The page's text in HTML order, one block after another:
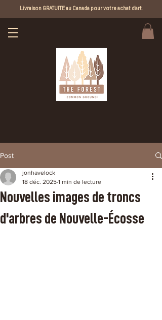
Livraison GRATUITE au Canada pour votre achat d'art.
Post
Nouvelles images de troncs
d'arbres de Nouvelle-Écosse
jonhavelock
18 déc. 2025 1 min de lecture